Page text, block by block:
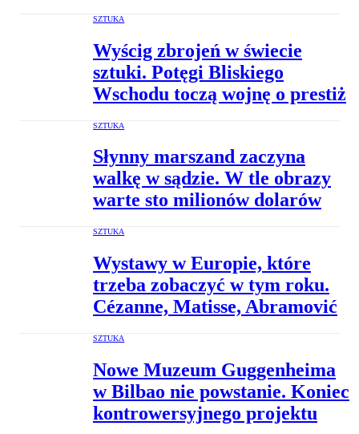
SZTUKA
Wyścig zbrojeń w świecie
sztuki. Potęgi Bliskiego
Wschodu toczą wojnę o prestiż
SZTUKA
Słynny marszand zaczyna
walkę w sądzie. W tle obrazy
warte sto milionów dolarów
SZTUKA
Wystawy w Europie, które
trzeba zobaczyć w tym roku.
Cézanne, Matisse, Abramović
SZTUKA
Nowe Muzeum Guggenheima
w Bilbao nie powstanie. Koniec
kontrowersyjnego projektu